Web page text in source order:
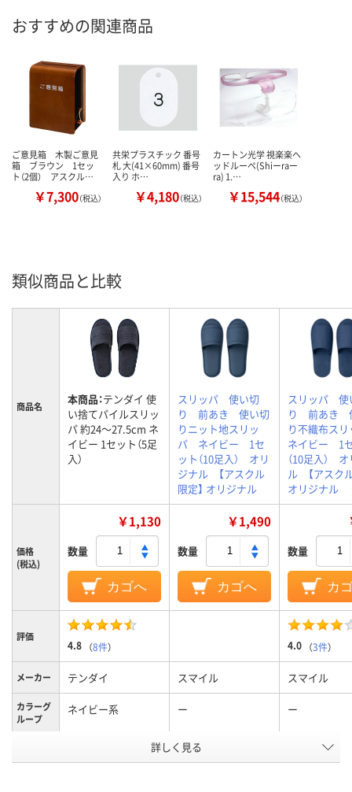
おすすめの関連商品
ご意見箱 木製ご意見
箱 ブラウン 1セッ
ト（2個） アスクル…
￥7,300（税込）
共栄プラスチック 番号
札 大(41×60mm) 番号
入り ホ…
￥4,180（税込）
カートン光学 視楽楽ヘ
ッドルーペ(Shiーraー
ra) 1.…
￥15,544（税込）
類似商品と比較
商品名 本商品：テンダイ 使
い捨てパイルスリッ
パ 約24～27.5cm ネ
イビー 1セット（5足
入）
スリッパ 使い切
り 前あき 使い切
りニット地スリッ
パ ネイビー 1セ
ット（10足入） オリ
ジナル 【アスクル
限定】 オリジナル
スリッパ 使
り 前あき
り不織布ス
ネイビー 1
（10足入）
ル 【アスク
オリジナル
価格
(税込)
￥1,130
数量
カゴへ
￥1,490
数量
カゴへ
数量
カ
評価
4.8 （8件） 4.0 （3件）
メーカー テンダイ スマイル スマイル
カラーグ
ループ
ネイビー系 ー ー
使い捨て 使い捨て
詳しく見る